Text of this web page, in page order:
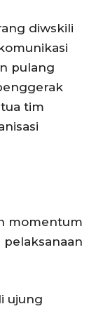
diwskili
pulang
tim
momentum
ujung